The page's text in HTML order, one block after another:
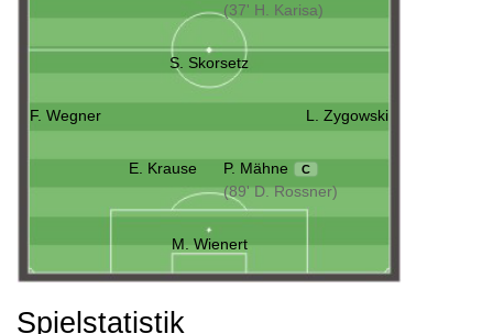
(37' H. Karisa)
S. Skorsetz
F. Wegner L. Zygowski
E. Krause P. Mähne C
(89' D. Rossner)
M. Wienert
Spielstatistik